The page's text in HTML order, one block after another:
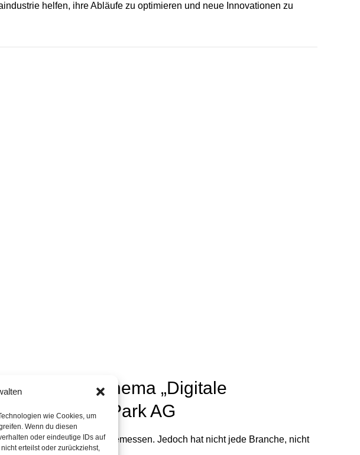
wie Cookies, um
Wenn du diesen
oder eindeutige IDs auf
erteilst oder zurückziehst,
helfen, ihre Abläufe zu optimieren und neue Innovationen zu
zum Thema „Digitale
der Method Park AG
enorme Bedeutung zugemessen. Jedoch hat nicht jede Branche, nicht